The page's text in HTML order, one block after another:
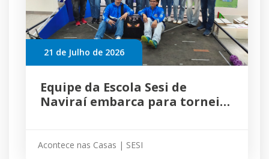
21 de Julho de 2026
Equipe da Escola Sesi de
Naviraí embarca para torneio
Acontece nas Casas | SESI